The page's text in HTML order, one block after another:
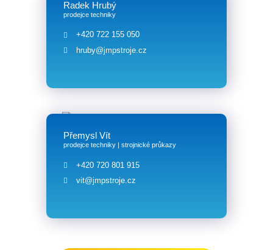
Radek Hrubý
prodejce techniky
+420 722 155 050
hruby@jmpstroje.cz
Přemysl Vít
prodejce techniky | strojnické průkazy
+420 720 801 915
vit@jmpstroje.cz